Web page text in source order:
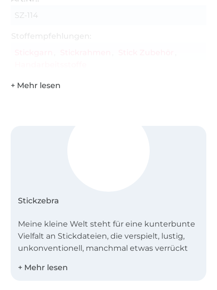
SZ-114
Stoffempfehlungen:
Stickzebra
Meine kleine Welt steht für eine kunterbunte
Vielfalt an Stickdateien, die verspielt, lustig,
unkonventionell, manchmal etwas verrückt
wunderschöne Dinge zaubern kannst.